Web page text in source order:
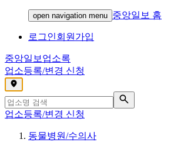
open navigation menu 중앙일보 홈
로그인회원가입
중앙일보 업소록
업소등록/변경 신청
,
업소등록/변경 신청
동물병원/수의사